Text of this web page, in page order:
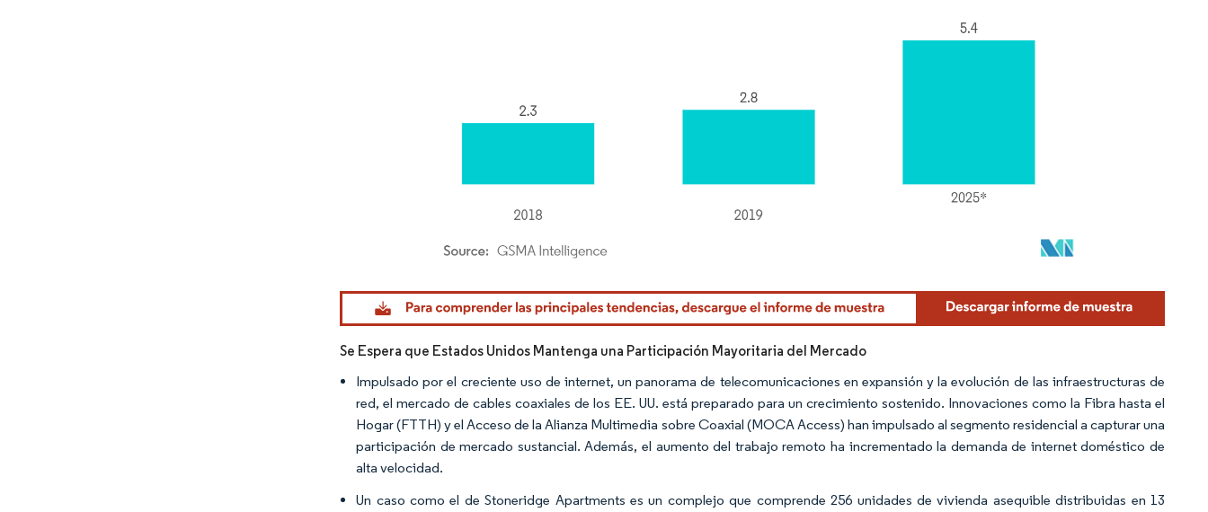
Imagen © Mordor Intelligence. El uso requiere atribución según CC BY 4.0.
Se Espera que Estados Unidos Mantenga una Participación Mayoritaria del Mercado
Impulsado por el creciente uso de internet, un panorama de telecomunicaciones en expansión y la evolución de las infraestructuras de
red, el mercado de cables coaxiales de los EE. UU. está preparado para un crecimiento sostenido. Innovaciones como la Fibra hasta el
Hogar (FTTH) y el Acceso de la Alianza Multimedia sobre Coaxial (MOCA Access) han impulsado al segmento residencial a capturar una
participación de mercado sustancial. Además, el aumento del trabajo remoto ha incrementado la demanda de internet doméstico de
alta velocidad.
Un caso como el de Stoneridge Apartments es un complejo que comprende 256 unidades de vivienda asequible distribuidas en 13